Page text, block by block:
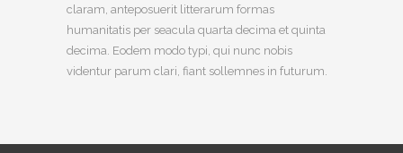
claram, anteposuerit litterarum formas
humanitatis per seacula quarta decima et quinta
decima. Eodem modo typi, qui nunc nobis
videntur parum clari, fiant sollemnes in futurum.